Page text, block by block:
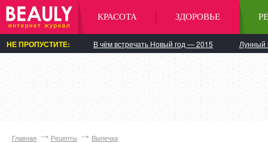
КРАСОТА ЗДОРОВЬЕ
НЕ ПРОПУСТИТЕ: В чём встречать Новый год — 2015 Лунный
Главная Рецепты Выпечка